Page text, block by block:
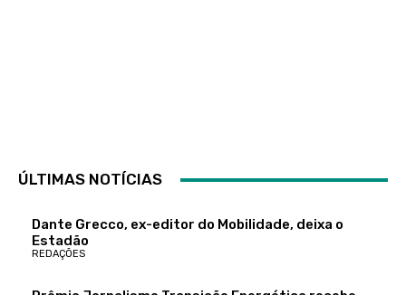
ÚLTIMAS NOTÍCIAS
Dante Grecco, ex-editor do Mobilidade, deixa o
Estadão
REDAÇÕES